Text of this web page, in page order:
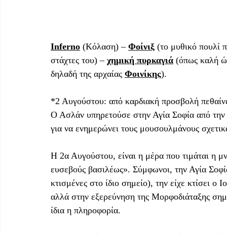
Inferno (Κόλαση) – Φοίνιξ (το μυθικό πουλί
στάχτες του) – χημική πυρκαγιά (όπως καλή
δηλαδή της αρχαίας Φοινίκης).
*2 Αυγούστου: από καρδιακή προσβολή
Ο Ασλάν υπηρετούσε στην Αγία Σοφία από
για να ενημερώνει τους μουσουλμάνους
Η 2α Αυγούστου, είναι η μέρα που τιμάται η
ευσεβούς βασιλέως». Σύμφωνοι, την Αγία
κτισμένες στο ίδιο σημείο), την είχε κτίσει
αλλά στην εξερεύνηση της Μορφοδιάταξης
ίδια η πληροφορία.